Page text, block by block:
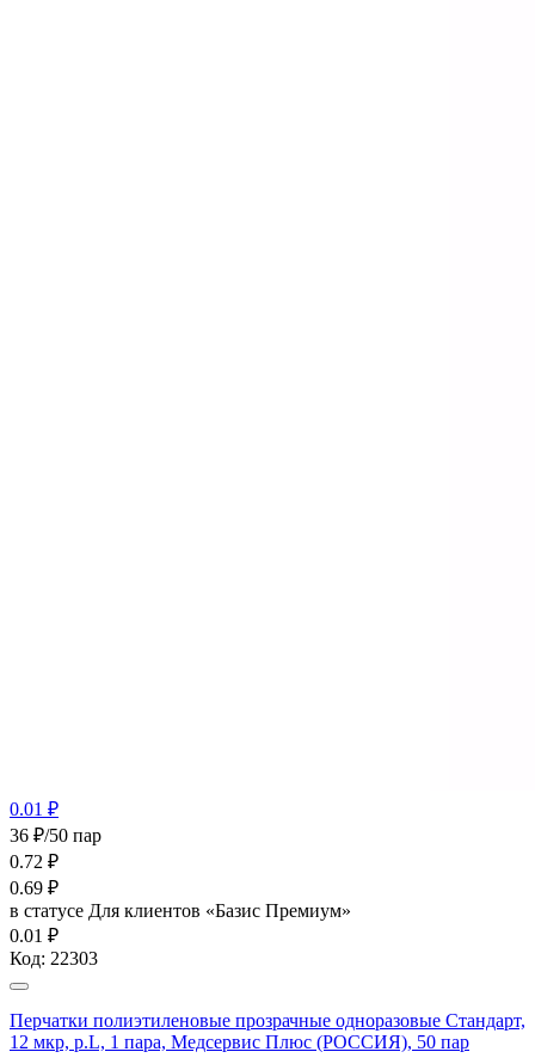
0.01 ₽
36 ₽/50 пар
0.72 ₽
0.69 ₽
в статусе Для клиентов «Базис Премиум»
0.01 ₽
Код: 22303
Перчатки полиэтиленовые прозрачные одноразовые Стандарт,
12 мкр, р.L, 1 пара, Медсервис Плюс (РОССИЯ), 50 пар